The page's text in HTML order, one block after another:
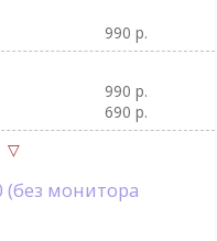
990 р.
990 р.
690 р.